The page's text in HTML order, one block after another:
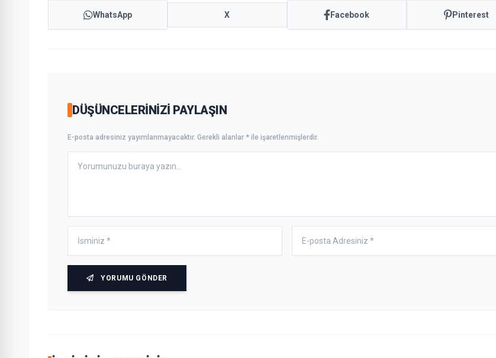
WhatsApp X Facebook Pinterest
DÜŞÜNCELERINIZI PAYLAŞIN
E-posta adresiniz yayımlanmayacaktır. Gerekli alanlar * ile işaretlenmişlerdir.
YORUMU GÖNDER